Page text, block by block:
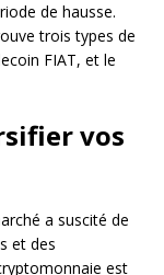
de hausse.
trois types de
FIAT, et le
vos
a suscité de
et des
est